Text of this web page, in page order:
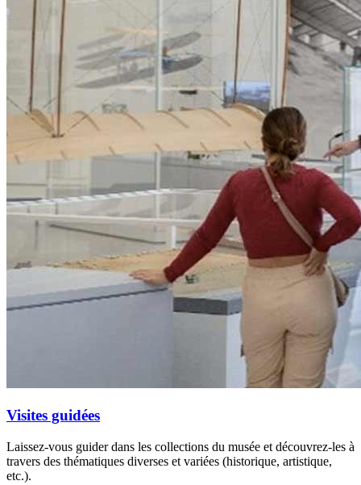
Visites guidées
Laissez-vous guider dans les collections du musée et découvrez-les à
travers des thématiques diverses et variées (historique, artistique,
etc.).